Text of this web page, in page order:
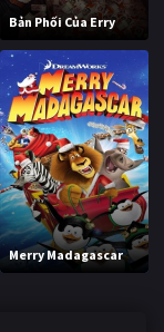
Bản Phối Của Erry
Merry Madagascar